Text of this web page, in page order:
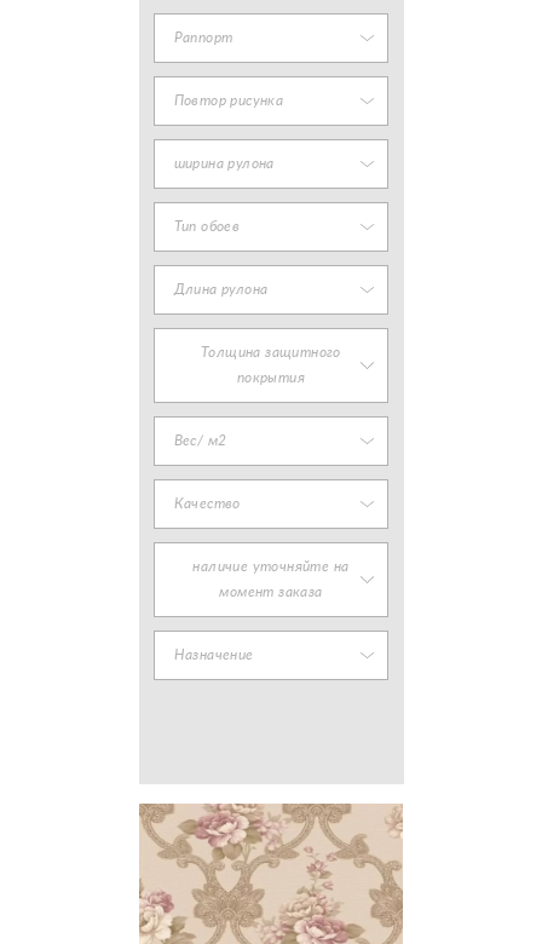
Раппорт
Повтор рисунка
ширина рулона
Тип обоев
Длина рулона
Толщина защитного
покрытия
Вес/ м2
Качество
наличие уточняйте на
момент заказа
Назначение